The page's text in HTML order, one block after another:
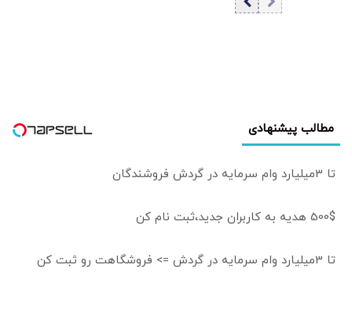
شد؟/ توضیح مهم
مطالب پیشنهادی
تا 3میلیارد وام سرمایه در گردش فروشندگان
500$ هدیه به کاربران جدید،ثبت نام کن
تا 3میلیارد وام سرمایه در گردش => فروشگاهت رو ثبت کن